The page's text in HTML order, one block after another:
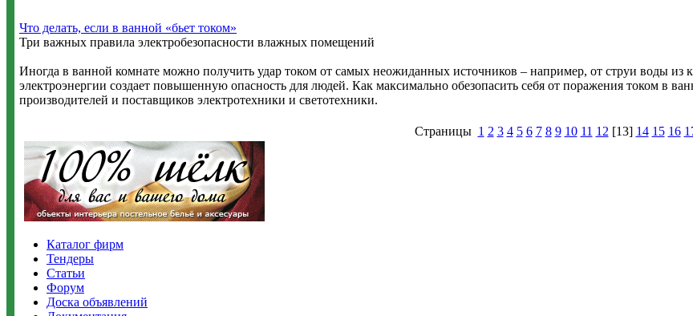
Что делать, если в ванной «бьет током»
Три важных правила электробезопасности влажных помещений
Иногда в ванной комнате можно получить удар током от самых неожиданных источников – например, от струи воды
электроэнергии создает повышенную опасность для людей. Как максимально обезопасить себя от поражения током в
производителей и поставщиков электротехники и светотехники.
Страницы 1 2 3 4 5 6 7 8 9 10 11 12 [13] 14 15 16
Каталог фирм
Тендеры
Статьи
Форум
Доска объявлений